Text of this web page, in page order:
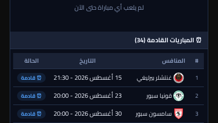
لم يلعب أي مباراة حتى الآن
⏰ المباريات القادمة (34)
# المنافس التاريخ
الحالة
1
غنتشلر بيرليغي 15 أغسطس 2026 - 21:30 ⏰ قادمة
2 قونيا سبور 23 أغسطس 2026 - 20:00 ⏰ قادمة
3 سامسون سبور 30 أغسطس 2026 - 20:00 ⏰ قادمة